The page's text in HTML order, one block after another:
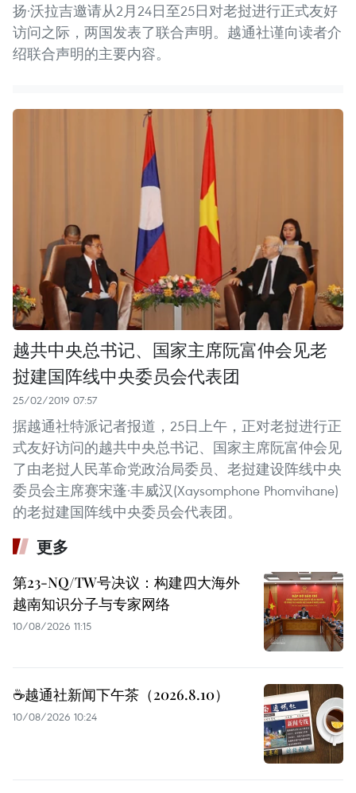
扬·沃拉吉邀请从2月24日至25日对老挝进行正式友好
访问之际，两国发表了联合声明。越通社谨向读者介
绍联合声明的主要内容。
越共中央总书记、国家主席阮富仲会见老
挝建国阵线中央委员会代表团
25/02/2019 07:57
据越通社特派记者报道，25日上午，正对老挝进行正
式友好访问的越共中央总书记、国家主席阮富仲会见
了由老挝人民革命党政治局委员、老挝建设阵线中央
委员会主席赛宋蓬·丰威汉(Xaysomphone Phomvihane)
的老挝建国阵线中央委员会代表团。
更多
第23-NQ/TW号决议：构建四大海外
越南知识分子与专家网络
10/08/2026 11:15
☕️越通社新闻下午茶（2026.8.10）
10/08/2026 10:24